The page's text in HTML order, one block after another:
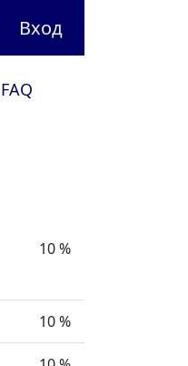
Вход
FAQ
10 %
10 %